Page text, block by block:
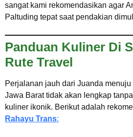
sangat kami rekomendasikan agar
Paltuding tepat saat pendakian
Panduan Kuliner Di
Rute Travel
Perjalanan jauh dari Juanda menuju
Jawa Barat tidak akan lengkap
kuliner ikonik. Berikut adalah
Rahayu Trans: